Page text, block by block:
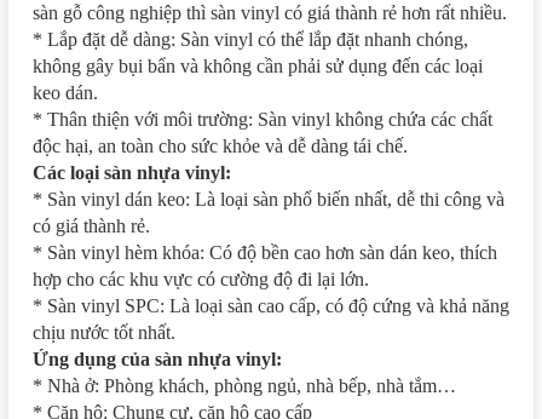
sàn gỗ công nghiệp thì sàn vinyl có giá thành rẻ hơn rất nhiều.
* Lắp đặt dễ dàng: Sàn vinyl có thể lắp đặt nhanh chóng,
không gây bụi bẩn và không cần phải sử dụng đến các loại
keo dán.
* Thân thiện với môi trường: Sàn vinyl không chứa các chất
độc hại, an toàn cho sức khỏe và dễ dàng tái chế.
Các loại sàn nhựa vinyl:
* Sàn vinyl dán keo: Là loại sàn phổ biến nhất, dễ thi công và
có giá thành rẻ.
* Sàn vinyl hèm khóa: Có độ bền cao hơn sàn dán keo, thích
hợp cho các khu vực có cường độ đi lại lớn.
* Sàn vinyl SPC: Là loại sàn cao cấp, có độ cứng và khả năng
chịu nước tốt nhất.
Ứng dụng của sàn nhựa vinyl:
* Nhà ở: Phòng khách, phòng ngủ, nhà bếp, nhà tắm…
* Căn hộ: Chung cư, căn hộ cao cấp